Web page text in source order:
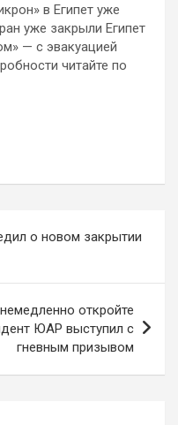
в Египет уже
уже закрыли Египет
— с эвакуацией
читайте по
о новом закрытии
откройте
ЮАР выступил с
гневным призывом